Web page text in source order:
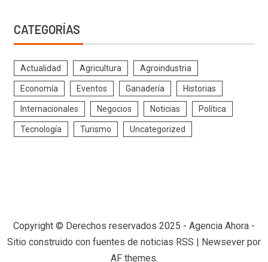
CATEGORÍAS
Actualidad Agricultura Agroindustria
Economía Eventos Ganadería Historias
Internacionales Negocios Noticias Política
Tecnología Turismo Uncategorized
Copyright © Derechos reservados 2025 - Agencia Ahora -
Sitio construido con fuentes de noticias RSS
Newsever por
AF themes.